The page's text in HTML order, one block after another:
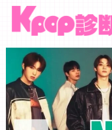
ス
プ